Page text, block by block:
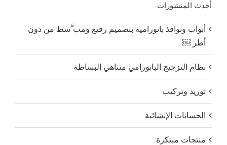
أحدث المنشورات
أبواب ونوافذ بانورامية بتصميم رفيع ومب َّسط من دون
أطر ￼
نظام التزجيج البانورامي متناهي البساطة
توريد وتركيب
الحسابات الإنشائية
منتجات مبتكرة